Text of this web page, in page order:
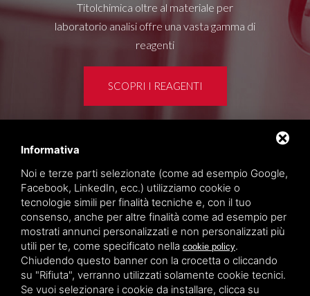
Titolchimica oltre al materiale per
laboratorio analisi offre una vasta gamma di
reagenti
SCOPRI I REAGENTI
Area clienti
Privacy policy
Sitemap
TITOLCHIMICA SPA - VIA DELL'ARTIGIANATO, 2
(MACROAREA) 45030 VILLAMARZANA (RO) ITALY,
TEL +39 0425 492644. P.I. 00748970290
Informativa
Noi e terze parti selezionate (come ad esempio Google,
Facebook, LinkedIn, ecc.) utilizziamo cookie o
tecnologie simili per finalità tecniche e, con il tuo
consenso, anche per altre finalità come ad esempio per
mostrati annunci personalizzati e non personalizzati più
utili per te, come specificato nella cookie policy.
Chiudendo questo banner con la crocetta o cliccando
su "Rifiuta", verranno utilizzati solamente cookie tecnici.
Se vuoi selezionare i cookie da installare, clicca su